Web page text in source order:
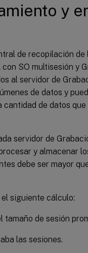
y
de recopilación de
SO multisesión y
al servidor de
de datos y
de datos
servidor de
y almacenar
debe ser mayor
siguiente cálculo:
tamaño de sesión
las sesiones.